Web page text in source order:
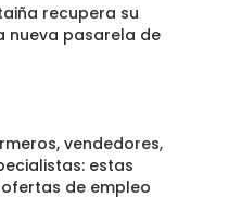
recupera su
nueva pasarela de
vendedores,
estas
de empleo